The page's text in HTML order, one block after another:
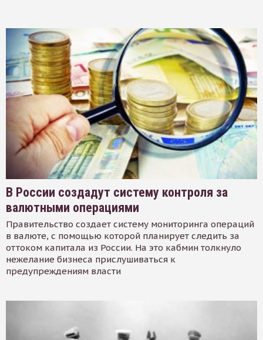
В России создадут систему контроля за
валютными операциями
Правительство создает систему мониторинга операций
в валюте, с помощью которой планирует следить за
оттоком капитала из России. На это кабмин толкнуло
нежелание бизнеса прислушиваться к
предупреждениям власти